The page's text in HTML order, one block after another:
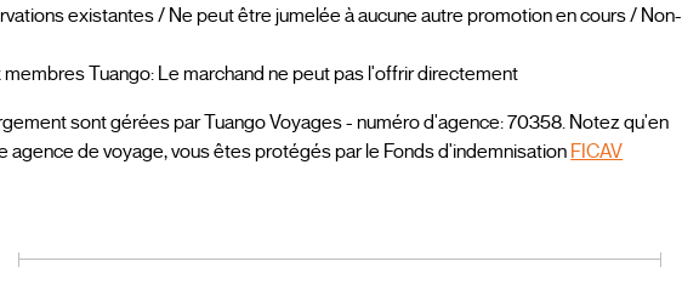
existantes / Ne peut être jumelée à aucune autre promotion en cours / Non-
Tuango: Le marchand ne peut pas l'offrir directement
sont gérées par Tuango Voyages - numéro d'agence: 70358. Notez qu'en
agence de voyage, vous êtes protégés par le Fonds d'indemnisation FICAV